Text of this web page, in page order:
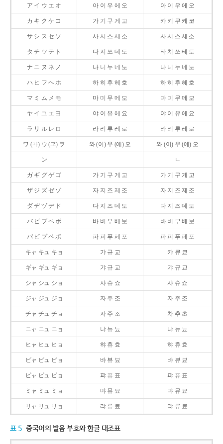
ア イ ウ エ オ 아 이 우 에 오 아 이 우 에 오
カ キ ク ケ コ 가 기 구 게 고 카 키 쿠 케 코
サ シ ス セ ソ 사 시 스 세 소 사 시 스 세 소
タ チ ツ テ ト 다 지 쓰 데 도 타 치 쓰 테 토
ナ ニ ヌ ネ ノ 나 니 누 네 노 나 니 누 네 노
ハ ヒ フ ヘ ホ 하 히 후 헤 호 하 히 후 헤 호
マ ミ ム メ モ 마 미 무 메 모 마 미 무 메 모
ヤ イ ユ エ ヨ 야 이 유 에 요 야 이 유 에 요
ラ リ ル レ ロ 라 리 루 레 로 라 리 루 레 로
ワ (ヰ) ウ (ヱ) ヲ 와 (이) 우 (에) 오 와 (이) 우 (에) 오
ン ㄴ
ガ ギ グ ゲ ゴ 가 기 구 게 고 가 기 구 게 고
ザ ジ ズ ゼ ゾ 자 지 즈 제 조 자 지 즈 제 조
ダ ヂ ヅ デ ド 다 지 즈 데 도 다 지 즈 데 도
バ ビ ブ ベ ボ 바 비 부 베 보 바 비 부 베 보
パ ピ プ ペ ポ 파 피 푸 페 포 파 피 푸 페 포
キャ キュ キョ 갸 규 교 캬 큐 쿄
ギャ ギュ ギョ 갸 규 교 갸 규 교
シャ シュ ショ 샤 슈 쇼 샤 슈 쇼
ジャ ジュ ジョ 자 주 조 자 주 조
チャ チュ チョ 자 주 조 차 추 초
ニャ ニュ ニョ 냐 뉴 뇨 냐 뉴 뇨
ヒャ ヒュ ヒョ 햐 휴 효 햐 휴 효
ビャ ビュ ビョ 뱌 뷰 뵤 뱌 뷰 뵤
ピャ ピュ ピョ 퍄 퓨 표 퍄 퓨 표
ミャ ミュ ミョ 먀 뮤 묘 먀 뮤 묘
リャ リュ リョ 랴 류 료 랴 류 료
표 5 중국어의 발음 부호와 한글 대조표